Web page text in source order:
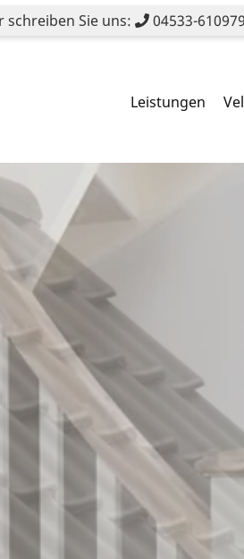
schreiben Sie uns: 04533-610979
überspringen
Leistungen